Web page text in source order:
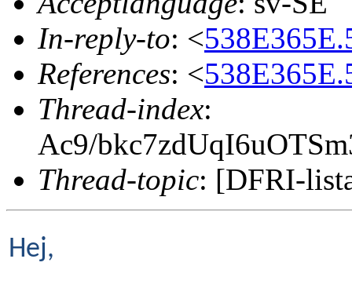
In-reply-to: <
References: <
Thread-index:
Ac9/
Thread-topic: [DFRI-
Hej,